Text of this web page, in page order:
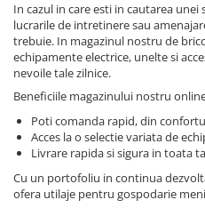
In cazul in care esti in cautarea
lucrarile de intretinere sau
trebuie. In magazinul nostru de
echipamente electrice, unelte si
nevoile tale zilnice.
Beneficiile magazinului nostru
Poti comanda rapid, din
Acces la o selectie variata de
Livrare rapida si sigura in toata
Cu un portofoliu in continua
ofera utilaje pentru gospodarie